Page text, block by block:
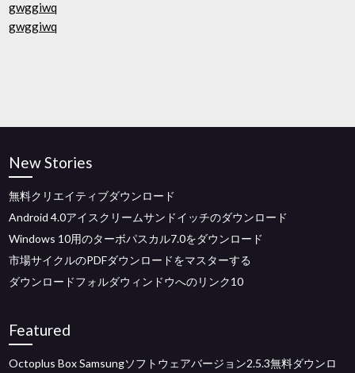
gwggiwq
gwggiwq
New Stories
無料クリエイティブダウンロード
Android 4.0アイスクリームサンドイッチのダウンロード
Windows 10用のターボパスカル7.0をダウンロード
市場サイクルのPDFダウンロードをマスターする
ダウンロードフォルダウィンドウへのリンク10
Featured
Octoplus Box Samsungソフトウェアバージョン2.5.3無料ダウンロ